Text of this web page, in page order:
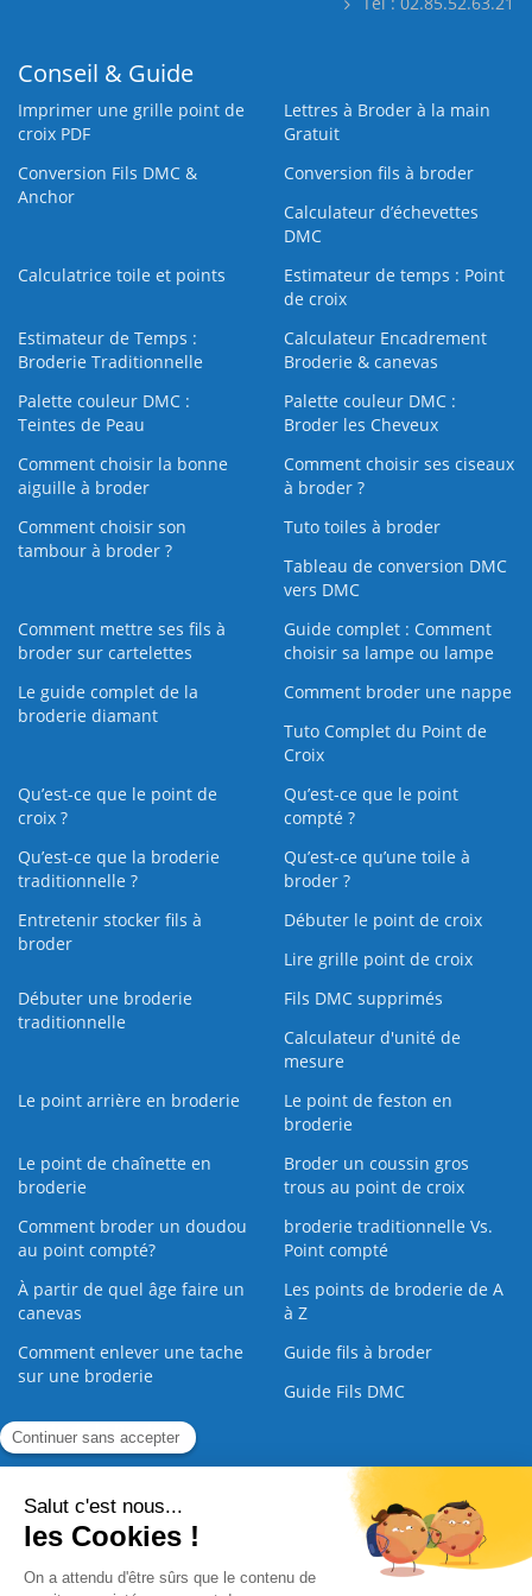
Conseil & Guide
Imprimer une grille point de
croix PDF
Lettres à Broder à la main
Gratuit
Conversion Fils DMC &
Anchor
Conversion fils à broder
Calculateur d’échevettes
DMC
Calculatrice toile et points
Estimateur de temps : Point
de croix
Estimateur de Temps :
Broderie Traditionnelle
Calculateur Encadrement
Broderie & canevas
Palette couleur DMC :
Teintes de Peau
Palette couleur DMC :
Broder les Cheveux
Comment choisir la bonne
aiguille à broder
Comment choisir ses ciseaux
à broder ?
Comment choisir son
tambour à broder ?
Tuto toiles à broder
Tableau de conversion DMC
vers DMC
Comment mettre ses fils à
broder sur cartelettes
Guide complet : Comment
choisir sa lampe ou lampe
Le guide complet de la
broderie diamant
Comment broder une nappe
Tuto Complet du Point de
Croix
Qu’est-ce que le point de
croix ?
Qu’est-ce que le point
compté ?
Qu’est-ce que la broderie
traditionnelle ?
Qu’est‑ce qu’une toile à
broder ?
Entretenir stocker fils à
broder
Débuter le point de croix
Lire grille point de croix
Débuter une broderie
traditionnelle
Fils DMC supprimés
Calculateur d'unité de
mesure
Le point arrière en broderie
Le point de feston en
broderie
Le point de chaînette en
broderie
Broder un coussin gros
trous au point de croix
Comment broder un doudou
au point compté?
broderie traditionnelle Vs.
Point compté
À partir de quel âge faire un
canevas
Les points de broderie de A
à Z
Comment enlever une tache
sur une broderie
Guide fils à broder
Guide Fils DMC
Guide de la Broderie
Nous contacter |